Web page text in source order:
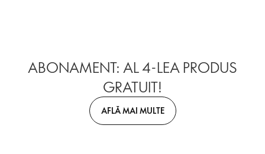
ABONAMENT: AL 4-LEA PRODUS
GRATUIT!
AFLĂ MAI MULTE